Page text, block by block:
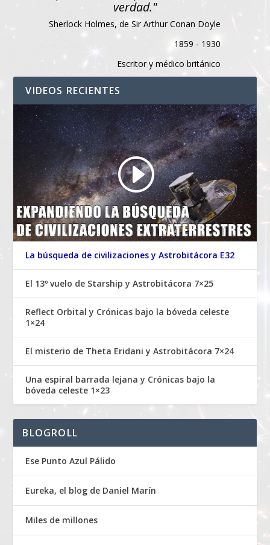
verdad."
Sherlock Holmes, de Sir Arthur Conan Doyle
1859 - 1930
Escritor y médico británico
VIDEOS RECIENTES
La búsqueda de civilizaciones y Astrobitácora E32
El 13º vuelo de Starship y Astrobitácora 7×25
Reflect Orbital y Crónicas bajo la bóveda celeste
1×24
El misterio de Theta Eridani y Astrobitácora 7×24
Una espiral barrada lejana y Crónicas bajo la
bóveda celeste 1×23
BLOGROLL
Ese Punto Azul Pálido
Eureka, el blog de Daniel Marín
Miles de millones